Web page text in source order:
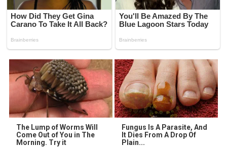
The Lump of Worms Will
Come Out of You in The
Morning. Try it
Fungus Is A Parasite, And
It Dies From A Drop Of
Plain...